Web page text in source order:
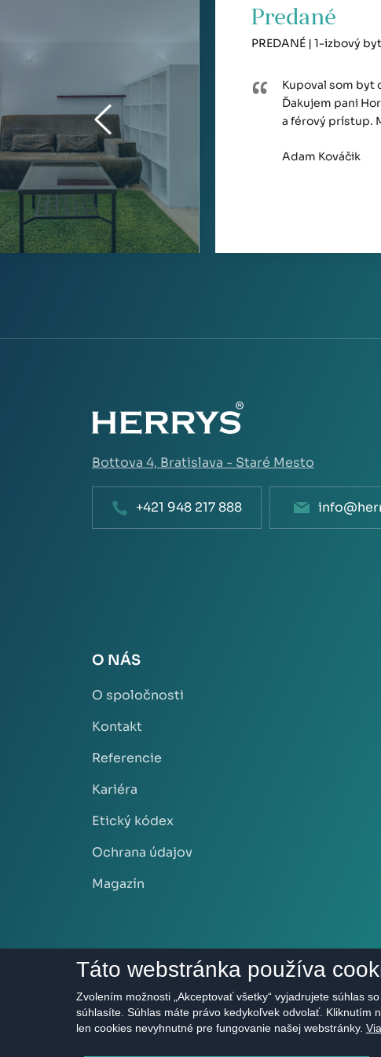
Predané
PREDANÉ | 1-izbový
Kupoval som byt
Ďakujem pani
a férový prístup.
Adam Kováčik
Bottova 4, Bratislava - Staré Mesto
+421 948 217 888
O NÁS
O spoločnosti
Kontakt
Referencie
Kariéra
Etický kódex
Ochrana údajov
Magazín
Táto webstránka používa
Zvolením možnosti „Akceptovať všetky“ vyjadrujete súhlas
súhlasíte. Súhlas máte právo kedykoľvek odvolať. Kliknutím
len cookies nevyhnutné pre fungovanie našej webstránky.